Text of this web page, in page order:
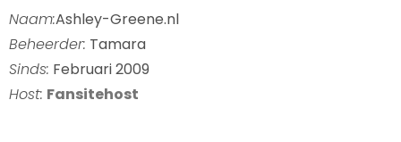
Naam:Ashley-Greene.nl
Beheerder: Tamara
Sinds: Februari 2009
Host: Fansitehost